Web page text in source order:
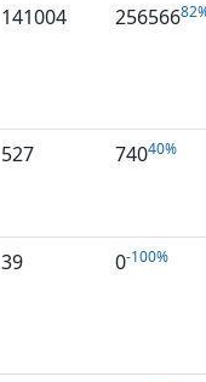
141004 256566
527 74040%
39 0-100%